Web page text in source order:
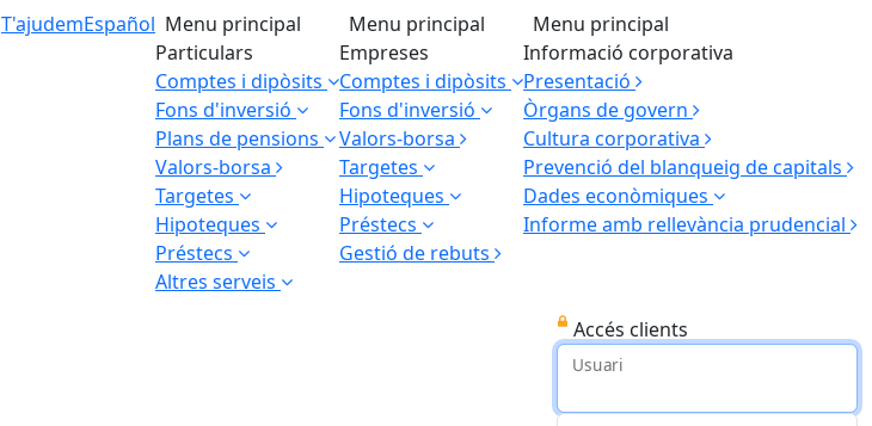
T'ajudemEspañol Menu principal
Particulars
Comptes i dipòsits
Fons d'inversió
Plans de pensions
Valors-borsa
Targetes
Hipoteques
Préstecs
Altres serveis
Menu principal
Empreses
Comptes i dipòsits
Fons d'inversió
Valors-borsa
Targetes
Hipoteques
Préstecs
Gestió de rebuts
Menu principal
Informació corporativa
Presentació
Òrgans de govern
Cultura corporativa
Prevenció del blanqueig de capitals
Dades econòmiques
Informe amb rellevància prudencial
Accés clients
Usuari